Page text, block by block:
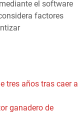
el software
factores
tres años tras caer a
ganadero de